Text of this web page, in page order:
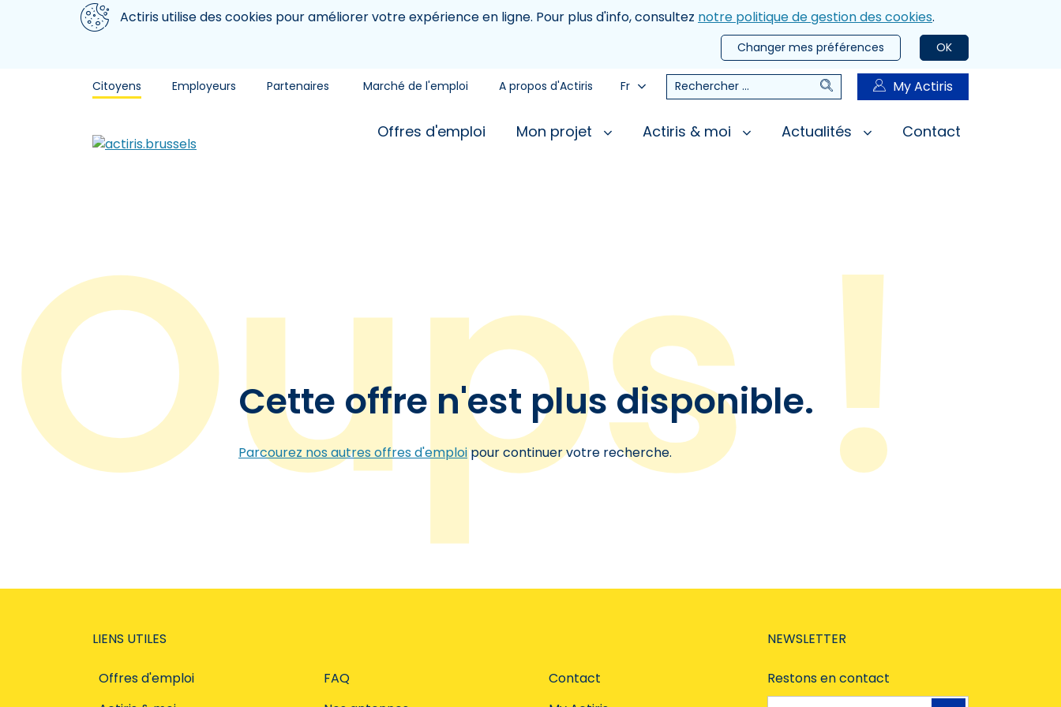
Aller au contenu principal
Nous utilisons des cookiesActiris utilise des cookies pour améliorer votre expérience en ligne. Pour plus d'info, consultez notre politique de gestion des cookies.
OK
Changer mes préférences
Citoyens Employeurs Partenaires Marché de l'emploi A propos d'Actiris Fr Rechercher RechercherMy Actiris
Offres d'emploi Mon projet Actiris & moi Actualités Contact
Cette offre n'est plus disponible.
Parcourez nos autres offres d'emploipour continuer votre recherche.
LIENS UTILES
Offres d'emploi
FAQ
Contact
NEWSLETTER
Restons en contact